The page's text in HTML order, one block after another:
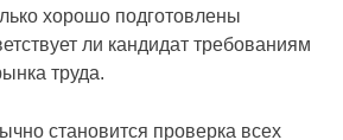
хорошо подготовлены
ли кандидат требованиям
труда.
становится проверка всех